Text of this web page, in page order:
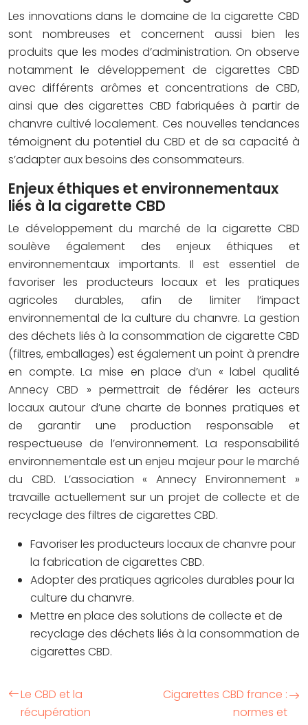
Les innovations dans le domaine de la cigarette CBD
sont nombreuses et concernent aussi bien les
produits que les modes d’administration. On observe
notamment le développement de cigarettes CBD
avec différents arômes et concentrations de CBD,
ainsi que des cigarettes CBD fabriquées à partir de
chanvre cultivé localement. Ces nouvelles tendances
témoignent du potentiel du CBD et de sa capacité à
s’adapter aux besoins des consommateurs.
Enjeux éthiques et environnementaux
liés à la cigarette CBD
Le développement du marché de la cigarette CBD
soulève également des enjeux éthiques et
environnementaux importants. Il est essentiel de
favoriser les producteurs locaux et les pratiques
agricoles durables, afin de limiter l’impact
environnemental de la culture du chanvre. La gestion
des déchets liés à la consommation de cigarette CBD
(filtres, emballages) est également un point à prendre
en compte. La mise en place d’un « label qualité
Annecy CBD » permettrait de fédérer les acteurs
locaux autour d’une charte de bonnes pratiques et
de garantir une production responsable et
respectueuse de l’environnement. La responsabilité
environnementale est un enjeu majeur pour le marché
du CBD. L’association « Annecy Environnement »
travaille actuellement sur un projet de collecte et de
recyclage des filtres de cigarettes CBD.
Favoriser les producteurs locaux de chanvre pour
la fabrication de cigarettes CBD.
Adopter des pratiques agricoles durables pour la
culture du chanvre.
Mettre en place des solutions de collecte et de
recyclage des déchets liés à la consommation de
cigarettes CBD.
Le CBD et la
récupération
Cigarettes CBD france :
normes et